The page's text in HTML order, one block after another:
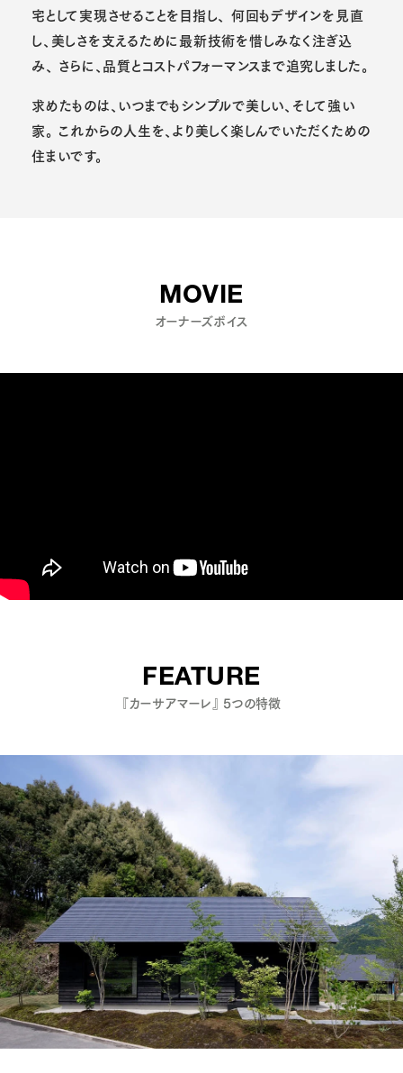
宅として実現させることを目指し、
何回もデザインを見直
し、美しさを支えるために最新技術を惜しみなく注ぎ込
み、
さらに、品質とコストパフォーマンスまで追究しました。
求めたものは、いつまでもシンプルで美しい、そして強い
家。 これからの人生を、より美しく楽しんでいただくための
住まいです。
MOVIE
オーナーズボイス
FEATURE
『カーサアマーレ』 5つの特徴